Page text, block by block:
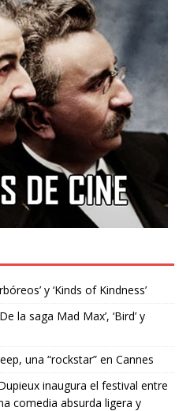
y ‘Kinds of Kindness’
la saga Mad Max’, ‘Bird’ y
una “rockstar” en Cannes
inaugura el festival entre
comedia absurda ligera y